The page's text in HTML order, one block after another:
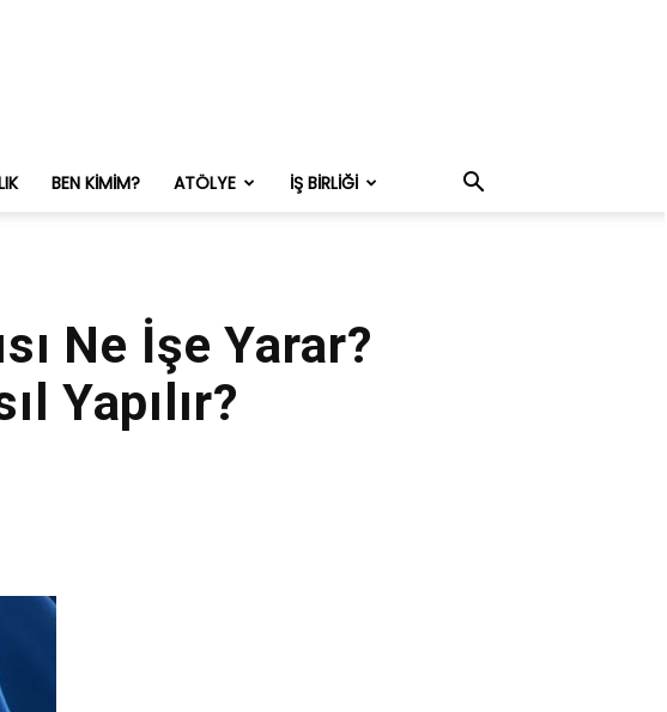
BEN KIMIM? ATÖLYE İŞ BIRLIĞI
Ne İşe Yarar?
Yapılır?